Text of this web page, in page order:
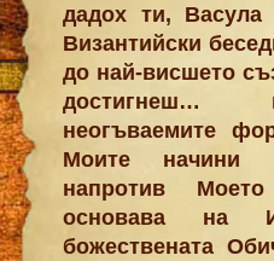
дадох ти,
Византийски
до най-висшето
достигнеш…
неогъваемите
Моите начини
напротив
основава на
божествената